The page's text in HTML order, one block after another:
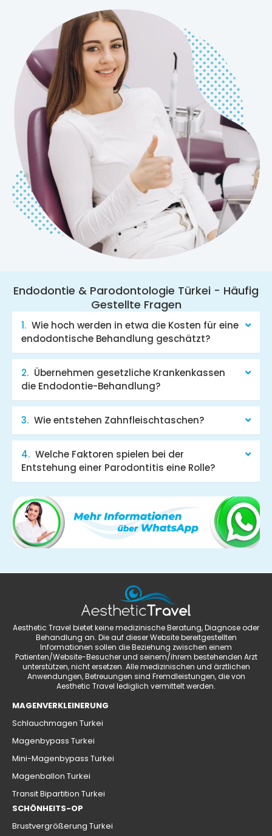
Endodontie & Parodontologie Türkei - Häufig
Gestellte Fragen
Wie hoch werden in etwa die Kosten für eine
endodontische Behandlung geschätzt?
Übernehmen gesetzliche Krankenkassen
die Endodontie-Behandlung?
Wie entstehen Zahnfleischtaschen?
Welche Faktoren spielen bei der
Entstehung einer Parodontitis eine Rolle?
Aesthetic Travel bietet keine medizinische Beratung, Diagnose oder
Behandlung an. Die auf dieser Website bereitgestellten
Informationen sollen die Beziehung zwischen einem
Patienten/Website-Besucher und seinem/ihrem bestehenden Arzt
unterstützen, nicht ersetzen. Alle medizinischen und ärztlichen
Anwendungen, Betreuungen sind Fremdleistungen, die von
Aesthetic Travel lediglich vermittelt werden.
MAGENVERKLEINERUNG
Schlauchmagen Turkei
Magenbypass Turkei
Mini-Magenbypass Turkei
Magenballon Turkei
Transit Bipartition Turkei
SCHÖNHEITS-OP
Brustvergrößerung Turkei